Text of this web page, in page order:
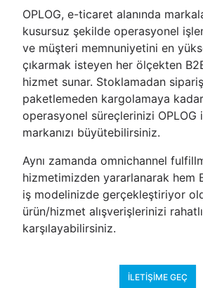
OPLOG, e-ticaret alanında
kusursuz şekilde operasyonel
ve müşteri memnuniyetini en
çıkarmak isteyen her ölçekten
hizmet sunar. Stoklamadan
paketlemeden kargolamaya
operasyonel süreçlerinizi OPLOG
markanızı büyütebilirsiniz.
Aynı zamanda omnichannel
hizmetimizden yararlanarak hem
iş modelinizde gerçekleştiriyor
ürün/hizmet alışverişlerinizi
karşılayabilirsiniz.
İLETIŞIME GEÇ